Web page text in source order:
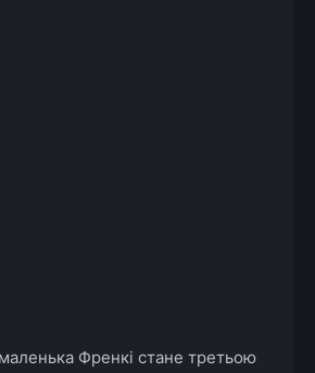
Френкі стане третьою